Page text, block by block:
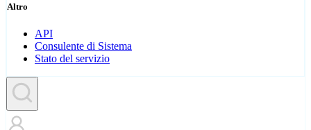
Altro
API
Consulente di Sistema
Stato del servizio